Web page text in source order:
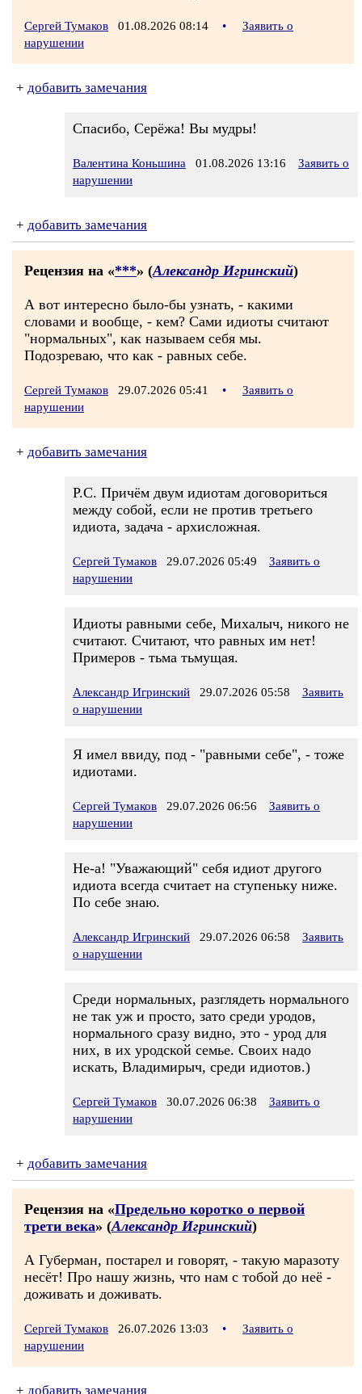
Сергей Тумаков 01.08.2026 08:14 •
Заявить о
нарушении
+ добавить замечания
Спасибо, Серёжа! Вы мудры!
Валентина Коньшина 01.08.2026 13:16
Заявить о
нарушении
+ добавить замечания
Рецензия на «***» (Александр Игринский)
А вот интересно было-бы узнать, - какими
словами и вообще, - кем? Сами идиоты считают
"нормальных", как называем себя мы.
Подозреваю, что как - равных себе.
Сергей Тумаков 29.07.2026 05:41 •
Заявить о
нарушении
+ добавить замечания
Р.С. Причём двум идиотам договориться
между собой, если не против третьего
идиота, задача - архисложная.
Сергей Тумаков 29.07.2026 05:49
Заявить о
нарушении
Идиоты равными себе, Михалыч, никого не
считают. Считают, что равных им нет!
Примеров - тьма тьмущая.
Александр Игринский 29.07.2026 05:58
Заявить
о нарушении
Я имел ввиду, под - "равными себе", - тоже
идиотами.
Сергей Тумаков 29.07.2026 06:56
Заявить о
нарушении
Не-а! "Уважающий" себя идиот другого
идиота всегда считает на ступеньку ниже.
По себе знаю.
Александр Игринский 29.07.2026 06:58
Заявить
о нарушении
Среди нормальных, разглядеть нормального
не так уж и просто, зато среди уродов,
нормального сразу видно, это - урод для
них, в их уродской семье. Своих надо
искать, Владимирыч, среди идиотов.)
Сергей Тумаков 30.07.2026 06:38
Заявить о
нарушении
+ добавить замечания
Рецензия на «Предельно коротко о первой
трети века» (Александр Игринский)
А Губерман, постарел и говорят, - такую маразоту
несёт! Про нашу жизнь, что нам с тобой до неё -
доживать и доживать.
Сергей Тумаков 26.07.2026 13:03 •
Заявить о
нарушении
+ добавить замечания